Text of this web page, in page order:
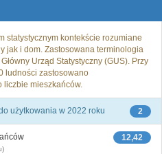
statystycznym kontekście rozumiane
jak i dom. Zastosowana terminologia
Urząd Statystyczny (GUS). Przy
ludności zastosowano
liczbie mieszkańców.
2
użytkowania w 2022 roku
12,42